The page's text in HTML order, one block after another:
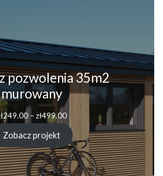
pozwolenia 35m2
murowany
249.00 – zł499.00Zakres
od
zł249.00
do
zł499.00
Zobacz projekt